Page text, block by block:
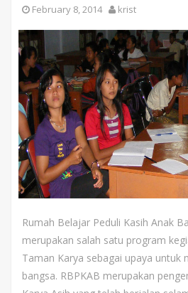
February 8, 2014 krist
Rumah Belajar Peduli Kasih Anak
merupakan salah satu program
Taman Karya sebagai upaya untuk
bangsa. RBPKAB merupakan